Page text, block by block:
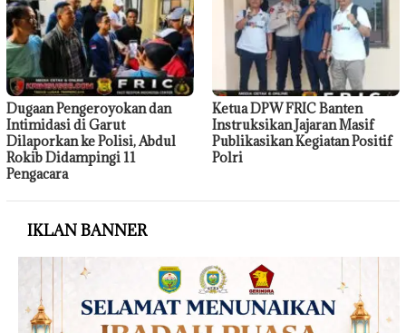
Dugaan Pengeroyokan dan
Intimidasi di Garut
Dilaporkan ke Polisi, Abdul
Rokib Didampingi 11
Pengacara
Ketua DPW FRIC Banten
Instruksikan Jajaran Masif
Publikasikan Kegiatan Positif
Polri
IKLAN BANNER